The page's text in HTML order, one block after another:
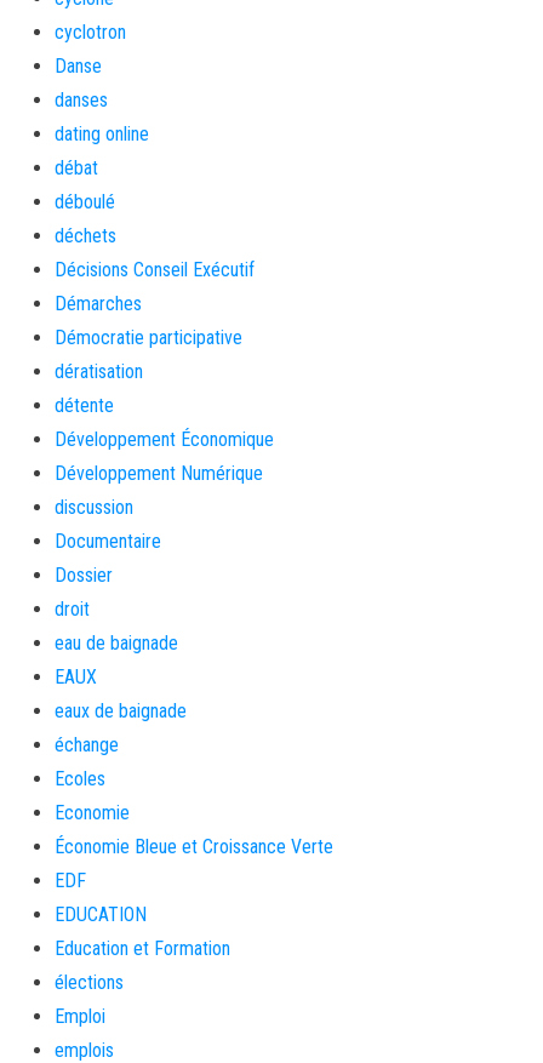
cyclotron
Danse
danses
dating online
débat
déboulé
déchets
Décisions Conseil Exécutif
Démarches
Démocratie participative
dératisation
détente
Développement Économique
Développement Numérique
discussion
Documentaire
Dossier
droit
eau de baignade
EAUX
eaux de baignade
échange
Ecoles
Economie
Économie Bleue et Croissance Verte
EDF
EDUCATION
Education et Formation
élections
Emploi
emplois